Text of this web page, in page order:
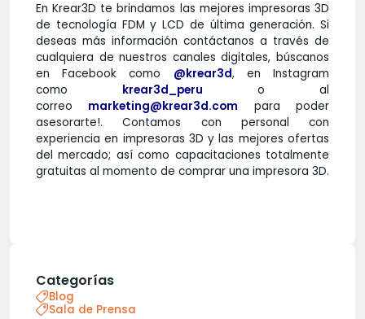
En Krear3D te brindamos las mejores impresoras 3D
de tecnología FDM y LCD de última generación. Si
deseas más información contáctanos a través de
cualquiera de nuestros canales digitales, búscanos
en Facebook como @krear3d, en Instagram
como krear3d_peru o al
correo marketing@krear3d.com para poder
asesorarte!. Contamos con personal con
experiencia en impresoras 3D y las mejores ofertas
del mercado; así como capacitaciones totalmente
gratuitas al momento de comprar una impresora 3D.
Categorías
Blog
Sala de Prensa